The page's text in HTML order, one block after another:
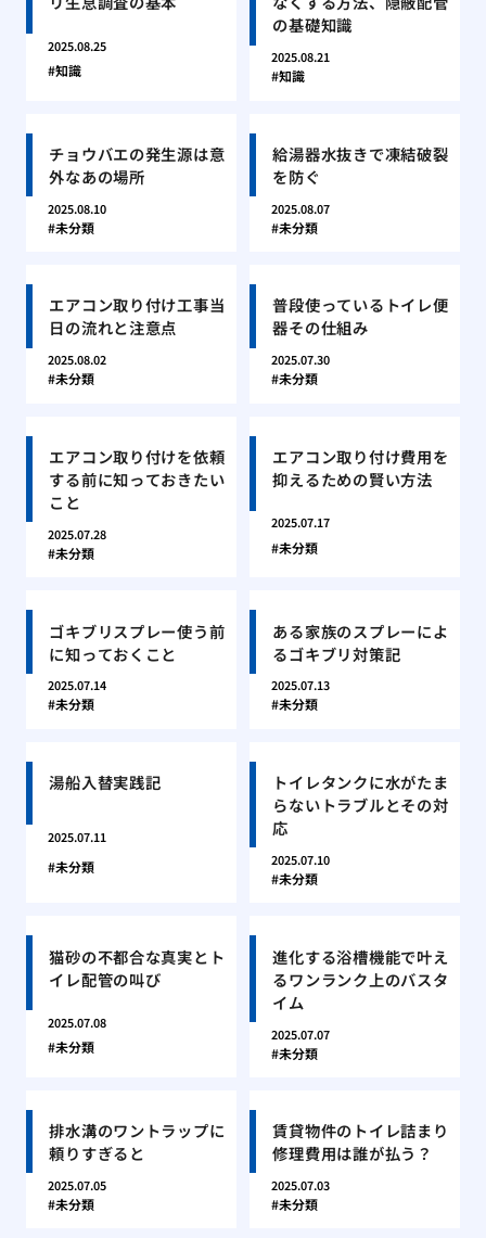
2025.08.25
知識
の基礎知識
2025.08.21
知識
チョウバエの発生源は意
外なあの場所
2025.08.10
未分類
給湯器水抜きで凍結破裂
を防ぐ
2025.08.07
未分類
エアコン取り付け工事当
日の流れと注意点
2025.08.02
未分類
普段使っているトイレ便
器その仕組み
2025.07.30
未分類
エアコン取り付けを依頼
する前に知っておきたい
こと
2025.07.28
未分類
エアコン取り付け費用を
抑えるための賢い方法
2025.07.17
未分類
ゴキブリスプレー使う前
に知っておくこと
2025.07.14
未分類
ある家族のスプレーによ
るゴキブリ対策記
2025.07.13
未分類
湯船入替実践記
2025.07.11
未分類
トイレタンクに水がたま
らないトラブルとその対
応
2025.07.10
未分類
猫砂の不都合な真実とト
イレ配管の叫び
2025.07.08
未分類
進化する浴槽機能で叶え
るワンランク上のバスタ
イム
2025.07.07
未分類
排水溝のワントラップに
頼りすぎると
2025.07.05
未分類
賃貸物件のトイレ詰まり
修理費用は誰が払う？
2025.07.03
未分類